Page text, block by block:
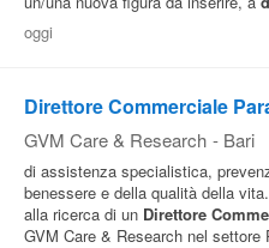
Pubblica
Offerte
Aziende
oggi
Direttore Commerciale
GVM Care & Research - Bari
di assistenza specialistica,
benessere e della qualità della
alla ricerca di un Direttore
GVM Care & Research nel settore